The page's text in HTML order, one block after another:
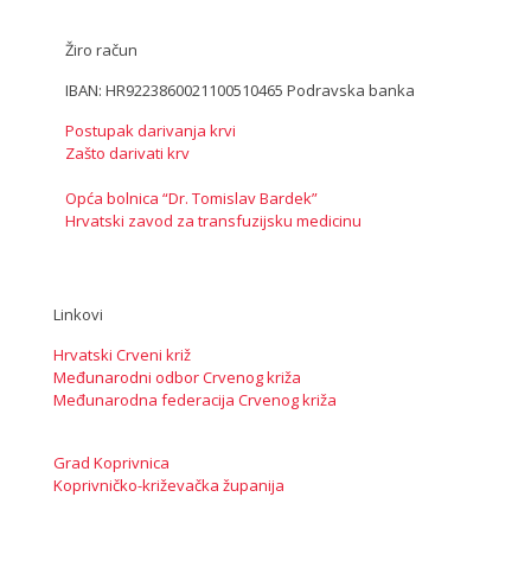
Žiro račun
IBAN: HR9223860021100510465 Podravska banka
Postupak darivanja krvi
Zašto darivati krv
Opća bolnica “Dr. Tomislav Bardek”
Hrvatski zavod za transfuzijsku medicinu
Linkovi
Hrvatski Crveni križ
Međunarodni odbor Crvenog križa
Međunarodna federacija Crvenog križa
Grad Koprivnica
Koprivničko-križevačka županija